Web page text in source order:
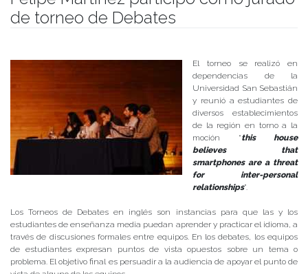
de torneo de Debates
El torneo se realizó en
dependencias de la
Universidad San Sebastián
y reunió a estudiantes de
diversos establecimientos
de la región en torno a la
moción “this house
believes that
smartphones are a threat
for inter-personal
relationships”.
Los Torneos de Debates en inglés son instancias para que las y los
estudiantes de enseñanza media puedan aprender y practicar el idioma, a
través de discusiones formales entre equipos. En los debates, los equipos
de estudiantes expresan puntos de vista opuestos sobre un tema o
problema. El objetivo final es persuadir a la audiencia de apoyar el punto de